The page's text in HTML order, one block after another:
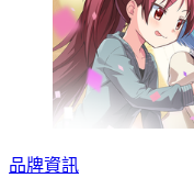
品牌資訊